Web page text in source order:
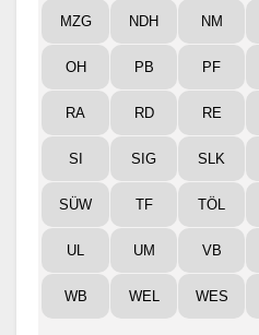
MZG NDH NM
OH PB PF
RA RD RE
SI SIG SLK
SÜW TF TÖL
UL UM VB
WB WEL WES